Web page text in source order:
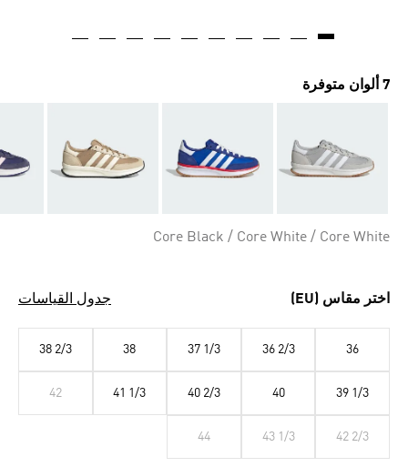
7 ألوان متوفرة
Core Black / Core White / Core White
اختر مقاس (EU) جدول القياسات
36
36 2/3
37 1/3
38
38 2/3
39 1/3
40
40 2/3
41 1/3
42
42 2/3
43 1/3
44